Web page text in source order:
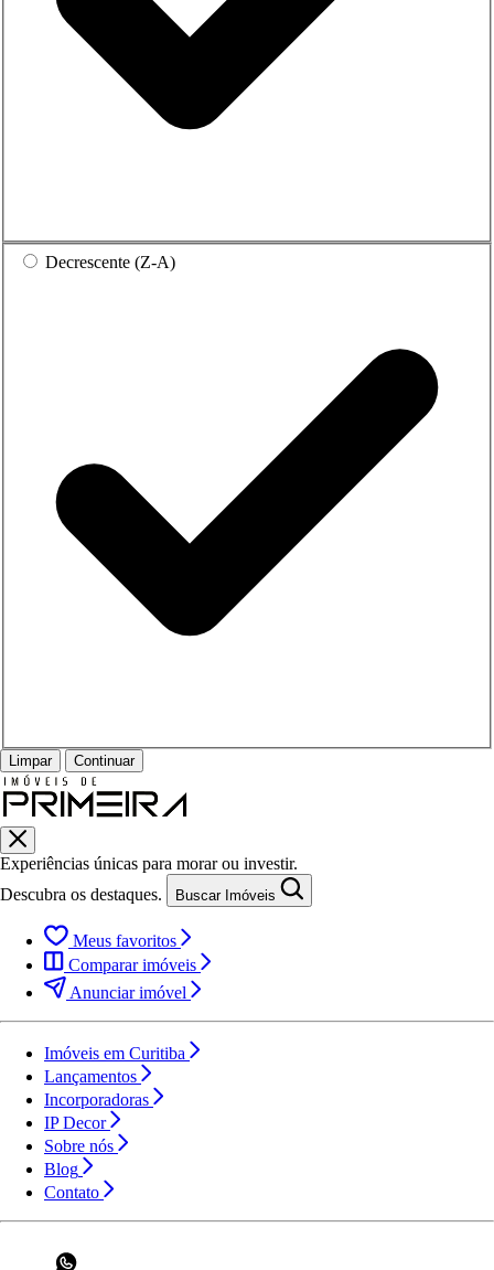
Decrescente (Z-A)
Limpar Continuar
Experiências únicas para morar ou investir.
Descubra os destaques.
Buscar Imóveis
Meus favoritos
Comparar imóveis
Anunciar imóvel
Imóveis em Curitiba
Lançamentos
Incorporadoras
IP Decor
Sobre nós
Blog
Contato